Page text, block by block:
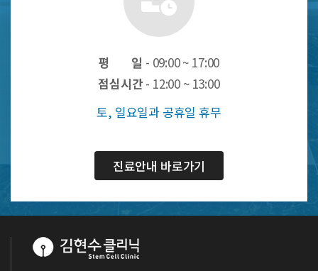
평 일 - 09:00 ~ 17:00
점심시간 - 12:00 ~ 13:00
토, 일요일과 공휴일 휴무
진료안내 바로가기